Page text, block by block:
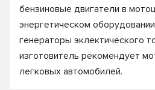
бензиновые двигатели в
энергетическом
генераторы эклектического
изготовитель рекомендует
легковых автомобилей.